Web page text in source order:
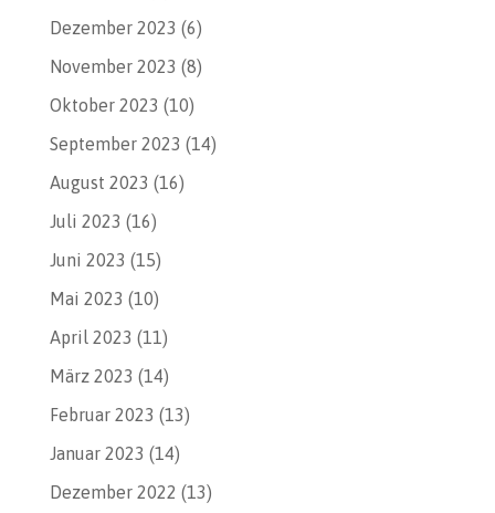
Dezember 2023 (6)
November 2023 (8)
Oktober 2023 (10)
September 2023 (14)
August 2023 (16)
Juli 2023 (16)
Juni 2023 (15)
Mai 2023 (10)
April 2023 (11)
März 2023 (14)
Februar 2023 (13)
Januar 2023 (14)
Dezember 2022 (13)